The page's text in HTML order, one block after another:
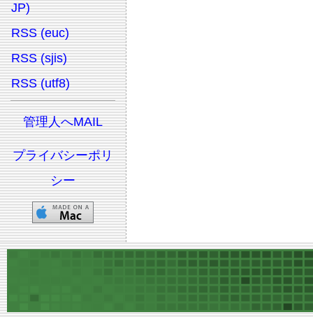
JP)
RSS (euc)
RSS (sjis)
RSS (utf8)
管理人へMAIL
プライバシーポリ
シー